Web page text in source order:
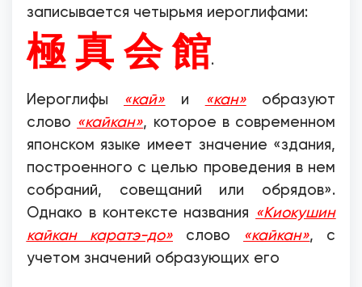
записывается четырьмя иероглифами:
極 真 会 館.
Иероглифы «кай» и «кан»образуют
слово «кайкан», которое в современном
японском языке имеет значение «здания,
построенного с целью проведения в нем
собраний, совещаний или обрядов».
Однако в контексте названия «Киокушин
кайкан каратэ-до»слово «кайкан», с
учетом значений образующих его